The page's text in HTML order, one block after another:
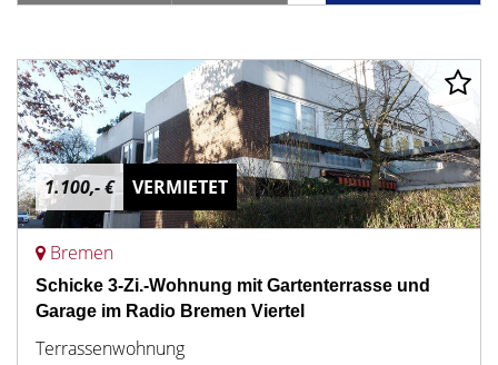
1.100,- € VERMIETET
Bremen
Schicke 3-Zi.-Wohnung mit Gartenterrasse und
Garage im Radio Bremen Viertel
Terrassenwohnung